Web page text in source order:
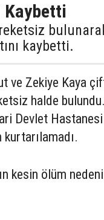
Kaybetti
kaybetti.
ve Zekiye Kaya
halde bulundu.
Devlet
kesin ölüm nedeni